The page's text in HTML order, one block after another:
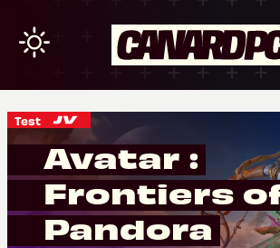
Test
Avatar :
Frontiers
Pandora